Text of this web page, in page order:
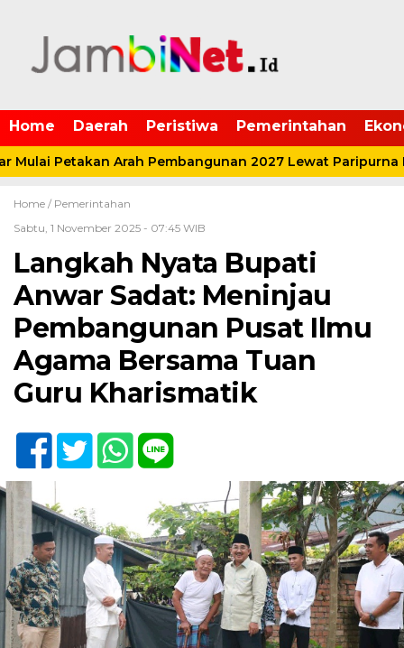
Home Daerah Peristiwa Pemerintahan
Petakan Arah Pembangunan 2027 Lewat Paripurna
Home / Pemerintahan
Sabtu, 1 November 2025 - 07:45 WIB
Langkah Nyata Bupati
Anwar Sadat: Meninjau
Pembangunan Pusat Ilmu
Agama Bersama Tuan
Guru Kharismatik